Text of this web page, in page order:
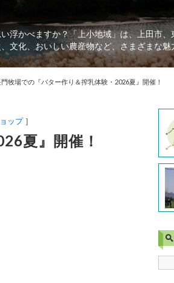
浮かべますか？「上小地域」は、上田市
文化、おいしい農産物など、さまざまな
牧場での『バター作り＆搾乳体験・2026夏』開催！
ップ］
夏』開催！